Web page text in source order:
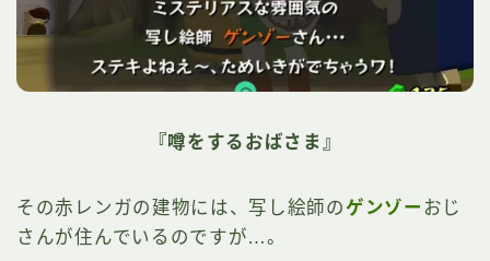
『噂をするおばさま』
その赤レンガの建物には、写し絵師のゲンゾー おじ
さんが住んでいるのですが…。